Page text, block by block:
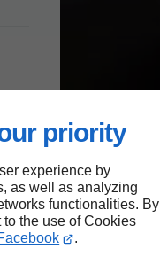
priority
experience by
as well as analyzing
functionalities. By
the use of Cookies
.
de